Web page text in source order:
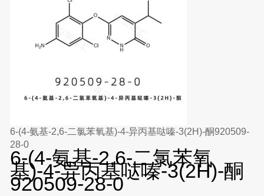
6-(4-氨基-2,6-二氯苯氧基)-4-异丙基哒嗪-3(2H)-酮920509-
28-0
6-(4-氨基-2,6-二氯苯氧
基)-4-异丙基哒嗪-3(2H)-酮
920509-28-0